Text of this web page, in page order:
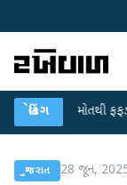
બ્રેકિંગ
મોતથી ફફડાટ ●
ગુજરાત 28 જૂન,